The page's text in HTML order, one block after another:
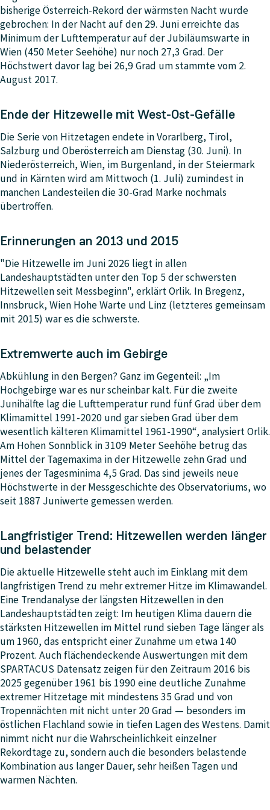
bisherige Österreich-Rekord der wärmsten Nacht wurde
gebrochen: In der Nacht auf den 29. Juni erreichte das
Minimum der Lufttemperatur auf der Jubiläumswarte in
Wien (450 Meter Seehöhe) nur noch 27,3 Grad. Der
Höchstwert davor lag bei 26,9 Grad um stammte vom 2.
August 2017.
Ende der Hitzewelle mit West-Ost-Gefälle
Die Serie von Hitzetagen endete in Vorarlberg, Tirol,
Salzburg und Oberösterreich am Dienstag (30. Juni). In
Niederösterreich, Wien, im Burgenland, in der Steiermark
und in Kärnten wird am Mittwoch (1. Juli) zumindest in
manchen Landesteilen die 30-Grad Marke nochmals
übertroffen.
Erinnerungen an 2013 und 2015
"Die Hitzewelle im Juni 2026 liegt in allen
Landeshauptstädten unter den Top 5 der schwersten
Hitzewellen seit Messbeginn", erklärt Orlik. In Bregenz,
Innsbruck, Wien Hohe Warte und Linz (letzteres gemeinsam
mit 2015) war es die schwerste.
Extremwerte auch im Gebirge
Abkühlung in den Bergen? Ganz im Gegenteil: „Im
Hochgebirge war es nur scheinbar kalt. Für die zweite
Junihälfte lag die Lufttemperatur rund fünf Grad über dem
Klimamittel 1991-2020 und gar sieben Grad über dem
wesentlich kälteren Klimamittel 1961-1990“, analysiert Orlik.
Am Hohen Sonnblick in 3109 Meter Seehöhe betrug das
Mittel der Tagemaxima in der Hitzewelle zehn Grad und
jenes der Tagesminima 4,5 Grad. Das sind jeweils neue
Höchstwerte in der Messgeschichte des Observatoriums, wo
seit 1887 Juniwerte gemessen werden.
Langfristiger Trend: Hitzewellen werden länger
und belastender
Die aktuelle Hitzewelle steht auch im Einklang mit dem
langfristigen Trend zu mehr extremer Hitze im Klimawandel.
Eine Trendanalyse der längsten Hitzewellen in den
Landeshauptstädten zeigt: Im heutigen Klima dauern die
stärksten Hitzewellen im Mittel rund sieben Tage länger als
um 1960, das entspricht einer Zunahme um etwa 140
Prozent. Auch flächendeckende Auswertungen mit dem
SPARTACUS Datensatz zeigen für den Zeitraum 2016 bis
2025 gegenüber 1961 bis 1990 eine deutliche Zunahme
extremer Hitzetage mit mindestens 35 Grad und von
Tropennächten mit nicht unter 20 Grad — besonders im
östlichen Flachland sowie in tiefen Lagen des Westens. Damit
nimmt nicht nur die Wahrscheinlichkeit einzelner
Rekordtage zu, sondern auch die besonders belastende
Kombination aus langer Dauer, sehr heißen Tagen und
warmen Nächten.